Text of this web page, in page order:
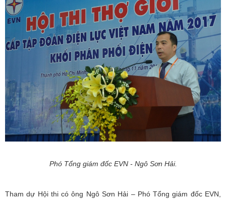
Phó Tổng giám đốc EVN - Ngô Sơn Hải.
Tham dự Hội thi có ông Ngô Sơn Hải – Phó Tổng giám đốc EVN,